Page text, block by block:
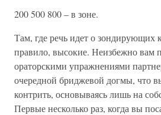
200 500 800 – в зоне.
Там, где речь идет о зондирующих
правило, высокие. Неизбежно вам
ораторскими упражнениями
очередной бриджевой догмы, что
контрить, основываясь лишь на
Первые несколько раз, когда вы